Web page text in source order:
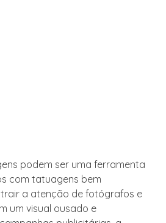
podem ser uma ferramenta
com tatuagens bem
a atenção de fotógrafos e
um visual ousado e